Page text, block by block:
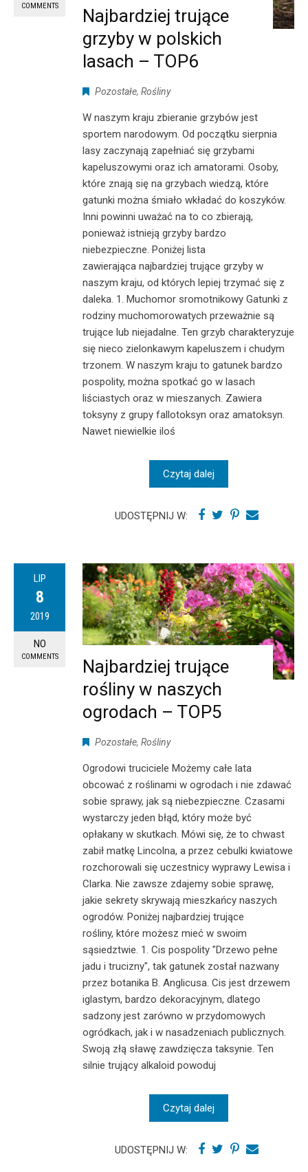
COMMENTS
Najbardziej trujące
grzyby w polskich
lasach – TOP6
Pozostałe, Rośliny
W naszym kraju zbieranie grzybów jest
sportem narodowym. Od początku sierpnia
lasy zaczynają zapełniać się grzybami
kapeluszowymi oraz ich amatorami. Osoby,
które znają się na grzybach wiedzą, które
gatunki można śmiało wkładać do koszyków.
Inni powinni uważać na to co zbierają,
ponieważ istnieją grzyby bardzo
niebezpieczne. Poniżej lista
zawierająca najbardziej trujące grzyby w
naszym kraju, od których lepiej trzymać się z
daleka. 1. Muchomor sromotnikowy Gatunki z
rodziny muchomorowatych przeważnie są
trujące lub niejadalne. Ten grzyb charakteryzuje
się nieco zielonkawym kapeluszem i chudym
trzonem. W naszym kraju to gatunek bardzo
pospolity, można spotkać go w lasach
liściastych oraz w mieszanych. Zawiera
toksyny z grupy fallotoksyn oraz amatoksyn.
Nawet niewielkie iloś
Czytaj dalej
UDOSTĘPNIJ W:
LIP
8
2019
NO
COMMENTS
Najbardziej trujące
rośliny w naszych
ogrodach – TOP5
Pozostałe, Rośliny
Ogrodowi truciciele Możemy całe lata
obcować z roślinami w ogrodach i nie zdawać
sobie sprawy, jak są niebezpieczne. Czasami
wystarczy jeden błąd, który może być
opłakany w skutkach. Mówi się, że to chwast
zabił matkę Lincolna, a przez cebulki kwiatowe
rozchorowali się uczestnicy wyprawy Lewisa i
Clarka. Nie zawsze zdajemy sobie sprawę,
jakie sekrety skrywają mieszkańcy naszych
ogrodów. Poniżej najbardziej trujące
rośliny, które możesz mieć w swoim
sąsiedztwie. 1. Cis pospolity "Drzewo pełne
jadu i trucizny", tak gatunek został nazwany
przez botanika B. Anglicusa. Cis jest drzewem
iglastym, bardzo dekoracyjnym, dlatego
sadzony jest zarówno w przydomowych
ogródkach, jak i w nasadzeniach publicznych.
Swoją złą sławę zawdzięcza taksynie. Ten
silnie trujący alkaloid powoduj
Czytaj dalej
UDOSTĘPNIJ W: